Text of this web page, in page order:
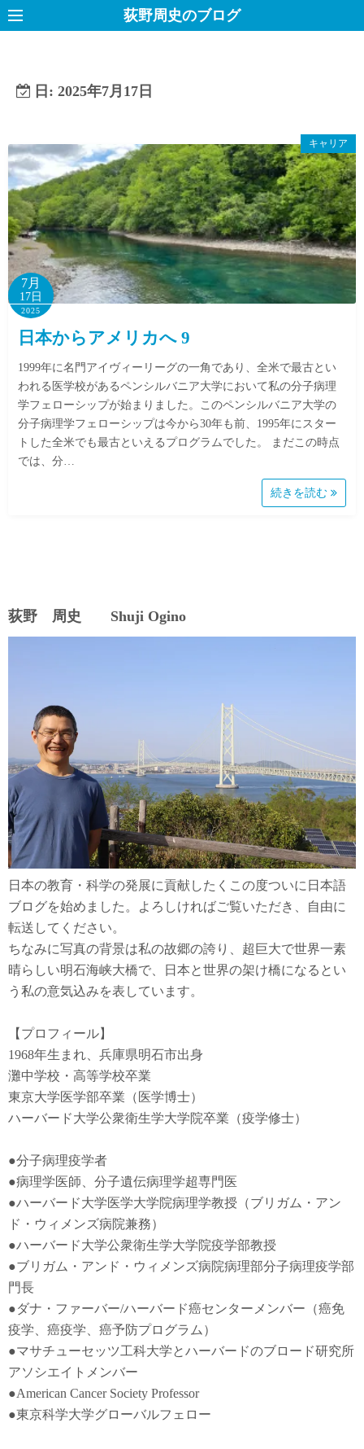
コ
ン
キ
ッ
荻野周史のブログ
日: 2025年7月17日
キャリア
7月
17日
2025
日本からアメリカへ 9
1999年に名門アイヴィーリーグの一角であり、全米で最古とい
われる医学校があるペンシルバニア大学において私の分子病理
学フェローシップが始まりました。このペンシルバニア大学の
分子病理学フェローシップは今から30年も前、1995年にスター
トした全米でも最古といえるプログラムでした。 まだこの時点
では、分…
続きを読む
荻野 周史 Shuji Ogino
日本の教育・科学の発展に貢献したくこの度ついに日本語
ブログを始めました。よろしければご覧いただき、自由に
転送してください。
ちなみに写真の背景は私の故郷の誇り、超巨大で世界一素
晴らしい明石海峡大橋で、日本と世界の架け橋になるとい
う私の意気込みを表しています。
【プロフィール】
1968年生まれ、兵庫県明石市出身
灘中学校・高等学校卒業
東京大学医学部卒業（医学博士）
ハーバード大学公衆衛生学大学院卒業（疫学修士）
●分子病理疫学者
●病理学医師、分子遺伝病理学超専門医
●ハーバード大学医学大学院病理学教授（ブリガム・アン
ド・ウィメンズ病院兼務）
●ハーバード大学公衆衛生学大学院疫学部教授
●ブリガム・アンド・ウィメンズ病院病理部分子病理疫学部
門長
●ダナ・ファーバー/ハーバード癌センターメンバー（癌免
疫学
癌疫学 、癌予防プログラム）
●マサチューセッツ工科大学とハーバードのブロード研究所
アソシエイトメンバー
●American Cancer Society Professor
●東京科学大学グローバルフェロー